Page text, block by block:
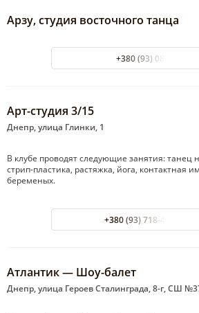
Арзу, студия восточного танца
+380 (93) 084-95-75
Арт-студия 3/15
Днепр, улица Глинки, 1
В клубе проводят следующие занятия: танец
стрип-пластика, растяжка, йога, контактная
беременых.
+380 (93) 718-40-93 Анна
Атлантик — Шоу-балет
Днепр, улица Героев Сталинграда, 8-г, СШ